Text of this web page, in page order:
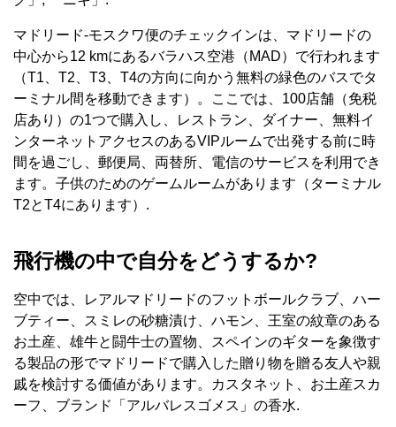
マドリード-モスクワ便のチェックインは、マドリードの
中心から12 kmにあるバラハス空港（MAD）で行われます
（T1、T2、T3、T4の方向に向かう無料の緑色のバスでタ
ーミナル間を移動できます）。ここでは、100店舗（免税
店あり）の1つで購入し、レストラン、ダイナー、無料イ
ンターネットアクセスのあるVIPルームで出発する前に時
間を過ごし、郵便局、両替所、電信のサービスを利用でき
ます。子供のためのゲームルームがあります（ターミナル
T2とT4にあります）.
飛行機の中で自分をどうするか?
空中では、レアルマドリードのフットボールクラブ、ハー
ブティー、スミレの砂糖漬け、ハモン、王室の紋章のある
お土産、雄牛と闘牛士の置物、スペインのギターを象徴す
る製品の形でマドリードで購入した贈り物を贈る友人や親
戚を検討する価値があります。カスタネット、お土産スカ
ーフ、ブランド「アルバレスゴメス」の香水.